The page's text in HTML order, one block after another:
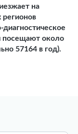
на
регионов
диагностическое
посещают около
57164 в год).